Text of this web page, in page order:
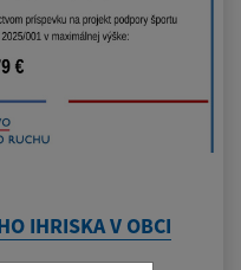
IHRISKA V OBCI